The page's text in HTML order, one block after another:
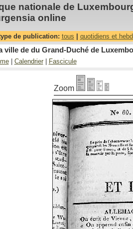
nationale de
online
de publication: tous quotidiens et
ville de du Grand-Duché de
| Calendrier| Fascicule
Zoom